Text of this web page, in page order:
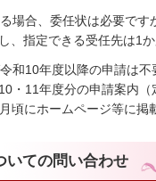
場合、委任状は必要です
、指定できる受任先は1か
和10年度以降の申請は不
・11年度分の申請案内（
頃にホームページ等に掲
いての問い合わせ